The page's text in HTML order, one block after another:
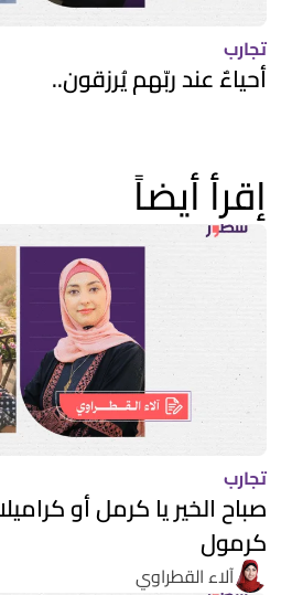
تجارب
أحياءٌ عند ربّهم يُرزقون..
إقرأ أيضاً
تجارب
صباح الخير يا كرمل أو
كرمول
آلاء القطراوي